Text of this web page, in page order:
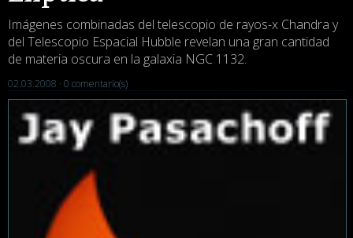
Imágenes combinadas del telescopio de rayos-x Chandra y
del Telescopio Espacial Hubble revelan una gran cantidad
de materia oscura en la galaxia NGC 1132.
02.03.2008 · 0 comentario(s)